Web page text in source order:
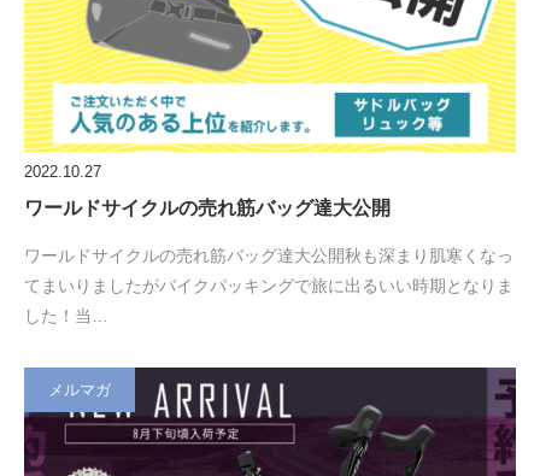
2022.10.27
ワールドサイクルの売れ筋バッグ達大公開
ワールドサイクルの売れ筋バッグ達大公開秋も深まり肌寒くなっ
てまいりましたがバイクパッキングで旅に出るいい時期となりま
した！当…
メルマガ